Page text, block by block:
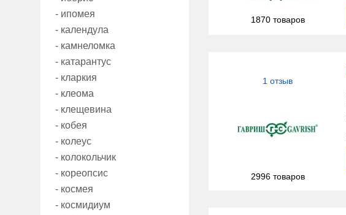
- ипомея
- календула
- камнеломка
- катарантус
- кларкия
- клеома
- клещевина
- кобея
- колеус
- колокольчик
- кореопсис
- космея
- космидиум
1870 товаров
1 отзыв
2996 товаров